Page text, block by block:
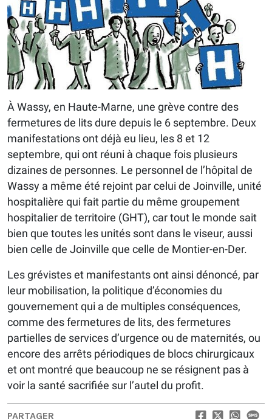
À Wassy, en Haute-Marne, une grève contre des
fermetures de lits dure depuis le 6 septembre. Deux
manifestations ont déjà eu lieu, les 8 et 12
septembre, qui ont réuni à chaque fois plusieurs
dizaines de personnes. Le personnel de l’hôpital de
Wassy a même été rejoint par celui de Joinville, unité
hospitalière qui fait partie du même groupement
hospitalier de territoire (GHT), car tout le monde sait
bien que toutes les unités sont dans le viseur, aussi
bien celle de Joinville que celle de Montier-en-Der.
Les grévistes et manifestants ont ainsi dénoncé, par
leur mobilisation, la politique d’économies du
gouvernement qui a de multiples conséquences,
comme des fermetures de lits, des fermetures
partielles de services d’urgence ou de maternités, ou
encore des arrêts périodiques de blocs chirurgicaux
et ont montré que beaucoup ne se résignent pas à
voir la santé sacrifiée sur l’autel du profit.
PARTAGER